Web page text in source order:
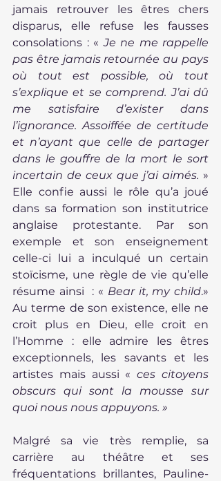
jamais retrouver les êtres chers
disparus, elle refuse les fausses
consolations : « Je ne me rappelle
pas être jamais retournée au pays
où tout est possible, où tout
s’explique et se comprend. J’ai dû
me satisfaire d’exister dans
l’ignorance. Assoiffée de certitude
et n’ayant que celle de partager
dans le gouffre de la mort le sort
incertain de ceux que j’ai aimés. »
Elle confie aussi le rôle qu’a joué
dans sa formation son institutrice
anglaise protestante. Par son
exemple et son enseignement
celle-ci lui a inculqué un certain
stoïcisme, une règle de vie qu’elle
résume ainsi  : « Bear it, my child.»
Au terme de son existence, elle ne
croit plus en Dieu, elle croit en
l’Homme : elle admire les êtres
exceptionnels, les savants et les
artistes mais aussi « ces citoyens
obscurs qui sont la mousse sur
quoi nous nous appuyons. »
Malgré sa vie très remplie, sa
carrière au théâtre et ses
fréquentations brillantes, Pauline-